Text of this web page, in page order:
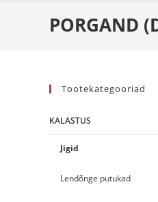
PORGAND
Tootekategooriad
KALASTUS
Jigid
Lendõnge putukad